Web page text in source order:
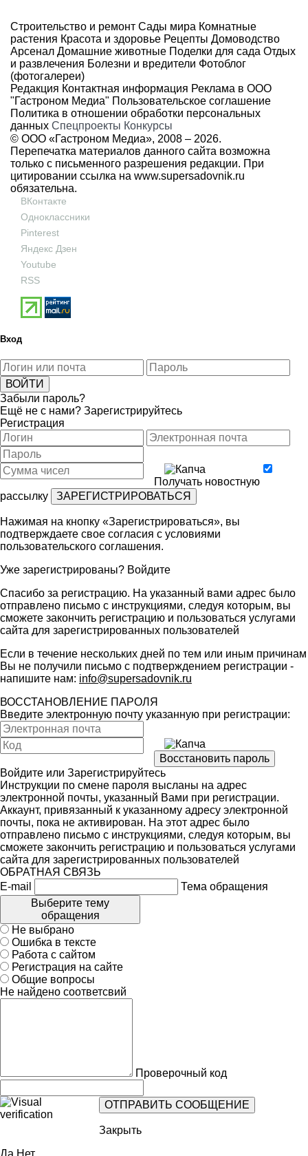
Строительство и ремонт Сады мира Комнатные
растения Красота и здоровье Рецепты Домоводство
Арсенал Домашние животные Поделки для сада Отдых
и развлечения Болезни и вредители Фотоблог
(фотогалереи)
Редакция Контактная информация Реклама в ООО
"Гастроном Медиа" Пользовательское соглашение
Политика в отношении обработки персональных
данных Спецпроекты Конкурсы
© ООО «Гастроном Медиа», 2008 – 2026.
Перепечатка материалов данного сайта возможна
только с письменного разрешения редакции. При
цитировании ссылка на www.supersadovnik.ru
обязательна.
ВКонтакте
Одноклассники
Pinterest
Яндекс Дзен
Youtube
RSS
Вход
Забыли пароль?
Ещё не с нами? Зарегистрируйтесь
Регистрация
Получать новостную
рассылку
Нажимая на кнопку «Зарегистрироваться», вы
подтверждаете свое согласия с условиями
пользовательского соглашения.
Уже зарегистрированы? Войдите
Спасибо за регистрацию. На указанный вами адрес было
отправлено письмо с инструкциями, следуя которым, вы
сможете закончить регистрацию и пользоваться услугами
сайта для зарегистрированных пользователей
Если в течение нескольких дней по тем или иным причинам
Вы не получили письмо с подтверждением регистрации -
напишите нам: info@supersadovnik.ru
ВОССТАНОВЛЕНИЕ ПАРОЛЯ
Введите электронную почту указанную при регистрации:
Войдите или Зарегистрируйтесь
Инструкции по смене пароля высланы на адрес
электронной почты, указанный Вами при регистрации.
Аккаунт, привязанный к указанному адресу электронной
почты, пока не активирован. На этот адрес было
отправлено письмо с инструкциями, следуя которым, вы
сможете закончить регистрацию и пользоваться услугами
сайта для зарегистрированных пользователей
ОБРАТНАЯ СВЯЗЬ
E-mail
Тема обращения
Выберите тему
обращения
Не выбрано
Ошибка в тексте
Работа с сайтом
Регистрация на сайте
Общие вопросы
Не найдено соответсвий
Проверочный код
Закрыть
Да Нет